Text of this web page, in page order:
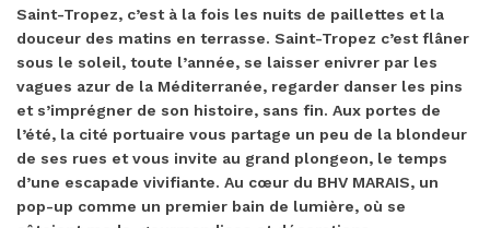
Saint-Tropez, c’est à la fois les nuits de paillettes et la
douceur des matins en terrasse. Saint-Tropez c’est flâner
sous le soleil, toute l’année, se laisser enivrer par les
vagues azur de la Méditerranée, regarder danser les pins
et s’imprégner de son histoire, sans fin. Aux portes de
l’été, la cité portuaire vous partage un peu de la blondeur
de ses rues et vous invite au grand plongeon, le temps
d’une escapade vivifiante. Au cœur du BHV MARAIS, un
pop-up comme un premier bain de lumière, où se